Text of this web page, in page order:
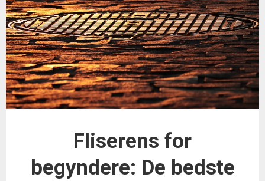
Fliserens for
begyndere: De bedste